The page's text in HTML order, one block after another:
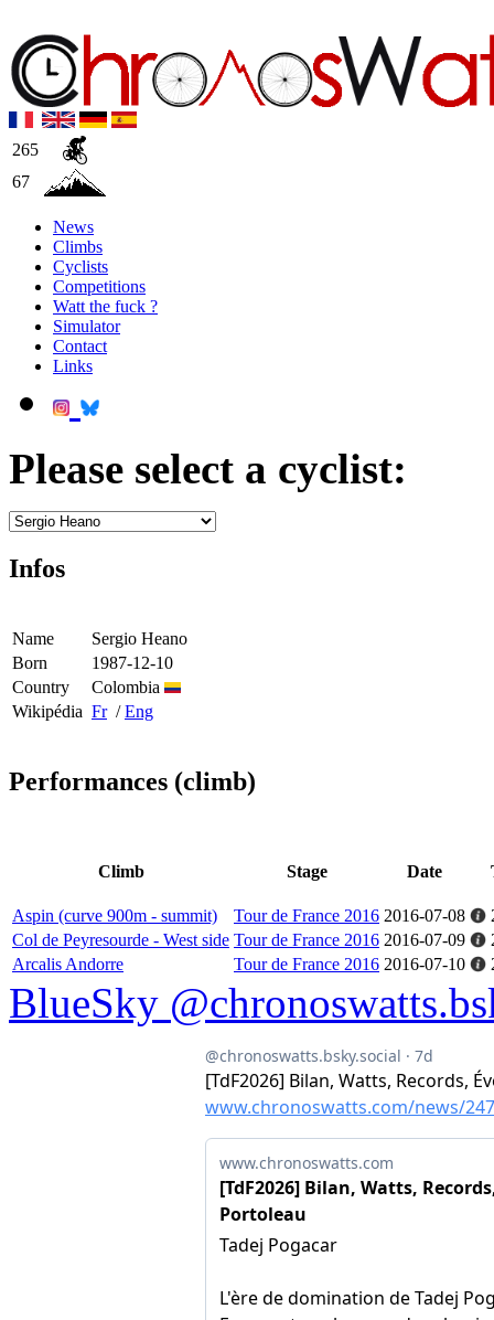
265
67
News
Climbs
Cyclists
Competitions
Watt the fuck ?
Simulator
Contact
Links
Please select a cyclist:
Infos
Name
Sergio Heano
Born
1987-12-10
Country
Colombia
Wikipédia Fr/Eng
Performances (climb)
Climb Stage Date
Aspin (curve 900m - summit) Tour de France 2016 2016-07-08
Col de Peyresourde - West side Tour de France 2016 2016-07-09
Arcalis Andorre
Tour de France 2016 2016-07-10
BlueSky